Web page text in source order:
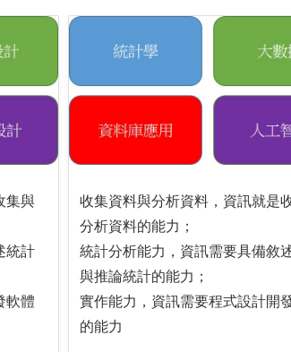
集與
統計
軟體
收集資料與分析資料，資訊就是
分析資料的能力；
統計分析能力，資訊需要具備敘
與推論統計的能力；
實作能力，資訊需要程式設計開
的能力